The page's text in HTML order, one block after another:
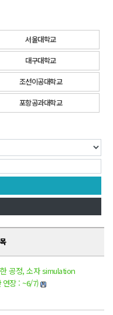
서울대학교
대구대학교
조선이공대학교
포항공과대학교
공정, 소자 simulation
연장 : ~6/7)